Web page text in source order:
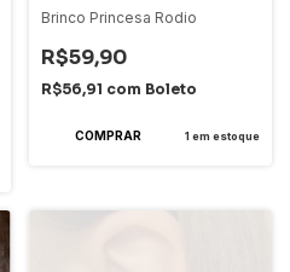
Brinco Princesa Rodio
R$59,90
R$56,91 com Boleto
1 em estoque